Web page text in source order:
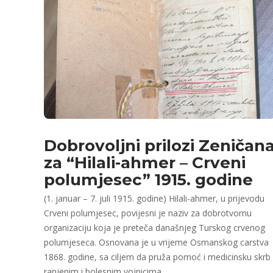
Dobrovoljni prilozi
za “Hilali-ahmer – Crveni
polumjesec” 1915. godine
(1. januar – 7. juli 1915. godine) Hilali-ahmer, u prijevodu
Crveni polumjesec, povijesni je naziv za dobrotvornu
organizaciju koja je preteča današnjeg Turskog crvenog
polumjeseca. Osnovana je u vrijeme Osmanskog carstva
1868. godine, sa ciljem da pruža pomoć i medicinsku skrb